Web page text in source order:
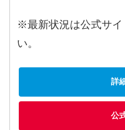
※最新状況は公式サイ
い。
詳
公